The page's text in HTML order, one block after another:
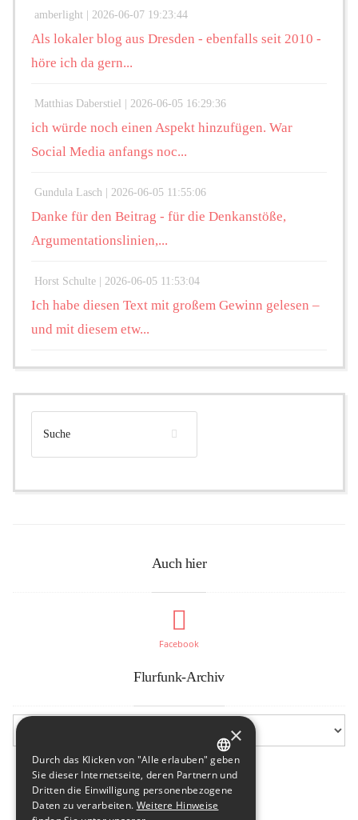
amberlight | 2026-06-07 19:23:44
Als lokaler blog aus Dresden - ebenfalls seit 2010 -
höre ich da gern...
Matthias Daberstiel | 2026-06-05 16:29:36
ich würde noch einen Aspekt hinzufügen. War
Social Media anfangs noc...
Gundula Lasch | 2026-06-05 11:55:06
Danke für den Beitrag - für die Denkanstöße,
Argumentationslinien,...
Horst Schulte | 2026-06-05 11:53:04
Ich habe diesen Text mit großem Gewinn gelesen –
und mit diesem etw...
Auch hier
Facebook
Flurfunk-Archiv
GERMAN
ENGLISH
×
Durch das Klicken von "Alle erlauben" geben
Sie dieser Internetseite, deren Partnern und
Dritten die Einwilligung personenbezogene
Daten zu verarbeiten. Weitere Hinweise